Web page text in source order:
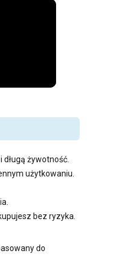
żywotność.
użytkowaniu.
bez ryzyka.
do